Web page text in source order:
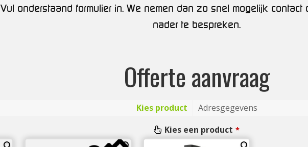
Vul onderstaand formulier in. We nemen dan zo snel mogelijk contact
nader te bespreken.
Offerte aanvraag
Kies product
Adresgegevens
Kies een product *